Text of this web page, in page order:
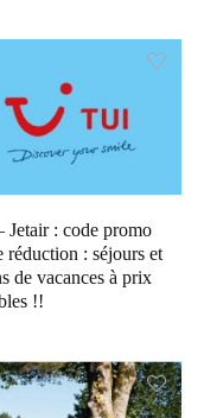
Jetair : code promo
réduction : séjours et
de vacances à prix
!!